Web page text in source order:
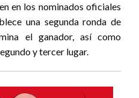
en los nominados oficiales
una segunda ronda de
el ganador, así como
y tercer lugar.